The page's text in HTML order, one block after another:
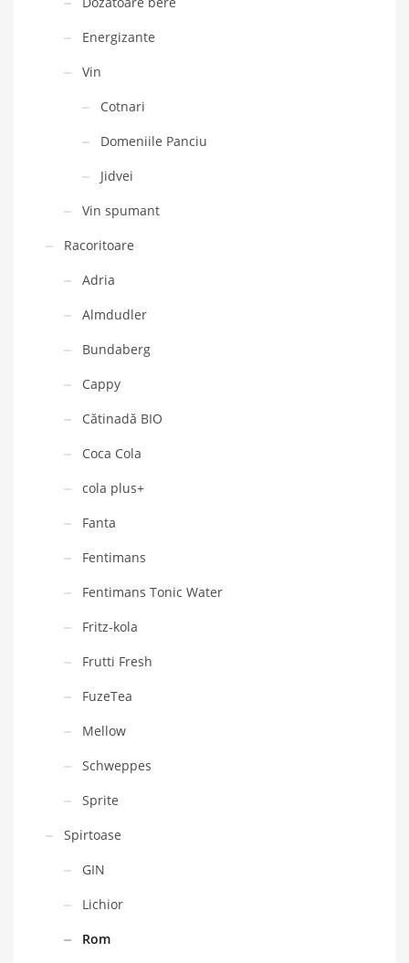
Energizante
Vin
Cotnari
Domeniile Panciu
Jidvei
Vin spumant
Racoritoare
Adria
Almdudler
Bundaberg
Cappy
Cătinadă BIO
Coca Cola
cola plus+
Fanta
Fentimans
Fentimans Tonic Water
Fritz-kola
Frutti Fresh
FuzeTea
Mellow
Schweppes
Sprite
Spirtoase
GIN
Lichior
Rom